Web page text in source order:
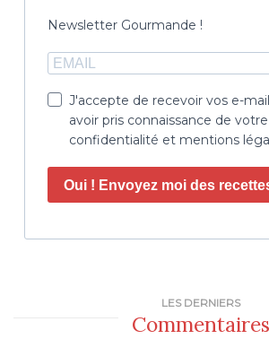
Newsletter Gourmande !
J'accepte de recevoir vos e-
avoir pris connaissance de
confidentialité et mentions
Oui ! Envoyez moi des
LES DERNIERS
Commentaires